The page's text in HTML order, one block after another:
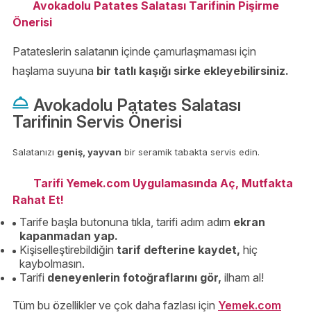
Avokadolu Patates Salatası Tarifinin Pişirme
Önerisi
Patateslerin salatanın içinde çamurlaşmaması için
haşlama suyuna bir tatlı kaşığı sirke ekleyebilirsiniz.
Avokadolu Patates Salatası
Tarifinin Servis Önerisi
Salatanızı geniş, yayvan bir seramik tabakta servis edin.
Tarifi Yemek.com Uygulamasında Aç, Mutfakta
Rahat Et!
Tarife başla butonuna tıkla, tarifi adım adım ekran
kapanmadan yap.
Kişiselleştirebildiğin tarif defterine kaydet, hiç
kaybolmasın.
Tarifi deneyenlerin fotoğraflarını gör, ilham al!
Tüm bu özellikler ve çok daha fazlası için Yemek.com